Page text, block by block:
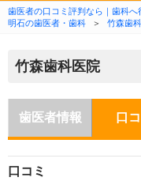
歯医者の口コミ評判なら｜歯科へ
明石の歯医者・歯科
＞ 竹森歯
竹森歯科医院
歯医者情報 口
口コミ